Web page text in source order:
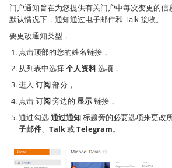
门户通知旨在为您提供有关门户中每次变更的信
默认情况下，通知通过电子邮件和 Talk 接收。
要更改通知类型，
点击顶部的您的姓名链接，
从列表中选择个人资料选项，
进入 订阅部分，
点击订阅旁边的 显示链接，
通过勾选通过通知标题旁的必要选项来更改
子邮件、 Talk或Telegram。